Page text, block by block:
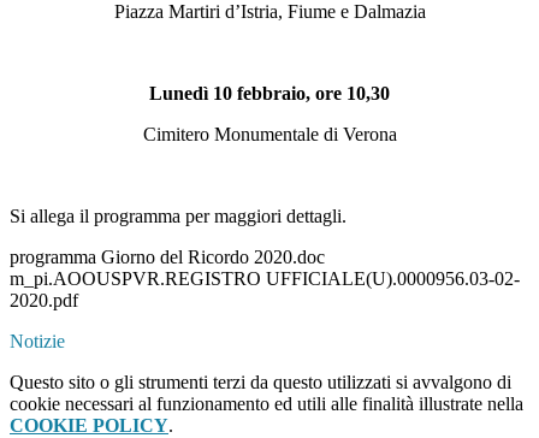
Piazza Martiri d’Istria, Fiume e Dalmazia
Lunedì 10 febbraio, ore 10,30
Cimitero Monumentale di Verona
Si allega il programma per maggiori dettagli.
programma Giorno del Ricordo 2020.doc
m_pi.AOOUSPVR.REGISTRO UFFICIALE(U).0000956.03-02-
2020.pdf
Notizie
Questo sito o gli strumenti terzi da questo utilizzati si avvalgono di
cookie necessari al funzionamento ed utili alle finalità illustrate nella
COOKIE POLICY.